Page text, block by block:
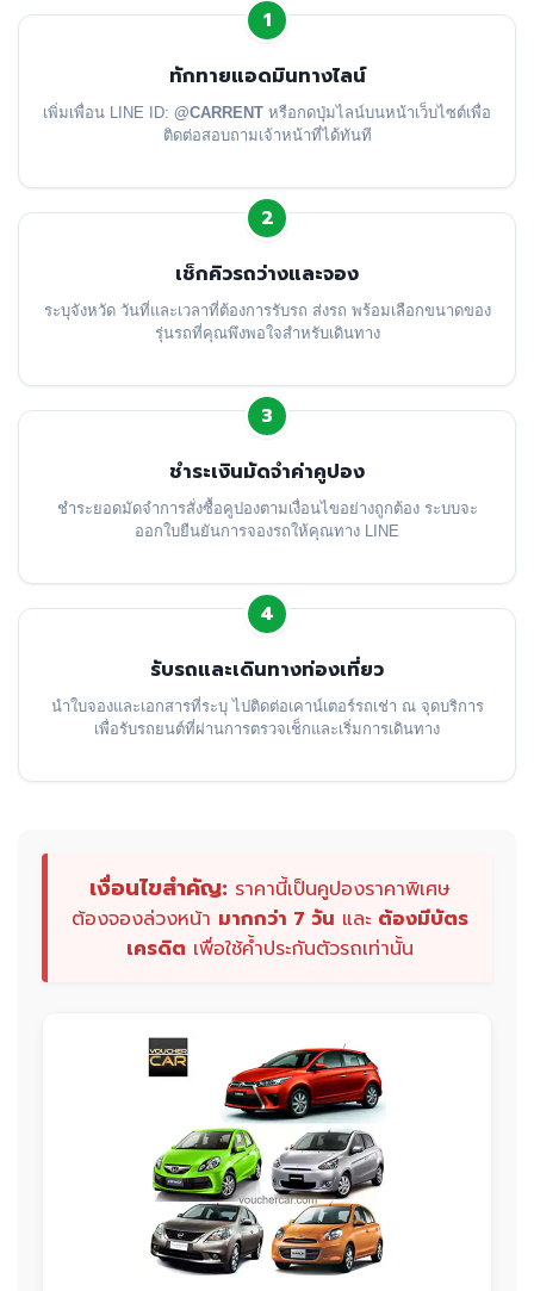
1
ทักทายแอดมินทางไลน์
เพิ่มเพื่อน LINE ID: @CARRENT หรือกดปุ่มไลน์บนหน้าเว็บไซต์เพื่อ
ติดต่อสอบถามเจ้าหน้าที่ได้ทันที
2
เช็กคิวรถว่างและจอง
ระบุจังหวัด วันที่และเวลาที่ต้องการรับรถ ส่งรถ พร้อมเลือกขนาดของ
รุ่นรถที่คุณพึงพอใจสำหรับเดินทาง
3
ชำระเงินมัดจำค่าคูปอง
ชำระยอดมัดจำการสั่งซื้อคูปองตามเงื่อนไขอย่างถูกต้อง ระบบจะ
ออกใบยืนยันการจองรถให้คุณทาง LINE
4
รับรถและเดินทางท่องเที่ยว
นำใบจองและเอกสารที่ระบุ ไปติดต่อเคาน์เตอร์รถเช่า ณ จุดบริการ
เพื่อรับรถยนต์ที่ผ่านการตรวจเช็กและเริ่มการเดินทาง
เงื่อนไขสำคัญ: ราคานี้เป็นคูปองราคาพิเศษ
ต้องจองล่วงหน้า มากกว่า 7 วัน และ ต้องมีบัตร
เครดิต เพื่อใช้ค้ำประกันตัวรถเท่านั้น